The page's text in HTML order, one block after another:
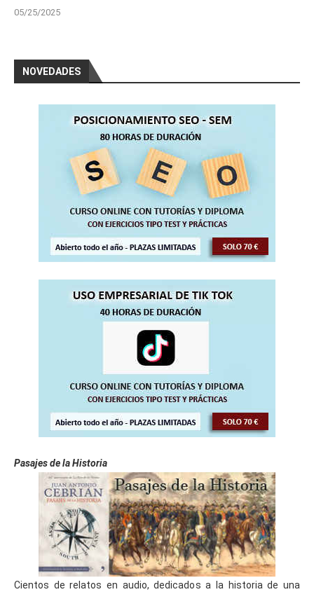
05/25/2025
NOVEDADES
Pasajes de la Historia
Cientos de relatos en audio, dedicados a la historia de una